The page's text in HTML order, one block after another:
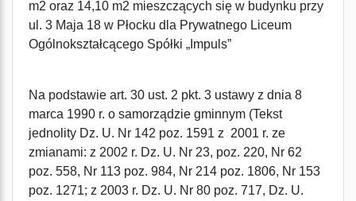
m2 oraz 14,10 m2 mieszczących się w budynku przy
ul. 3 Maja 18 w Płocku dla Prywatnego Liceum
Ogólnokształcącego Spółki „Impuls”
Na podstawie art. 30 ust. 2 pkt. 3 ustawy z dnia 8
marca 1990 r. o samorządzie gminnym (Tekst
jednolity Dz. U. Nr 142 poz. 1591 z 2001 r. ze
zmianami: z 2002 r. Dz. U. Nr 23, poz. 220, Nr 62
poz. 558, Nr 113 poz. 984, Nr 214 poz. 1806, Nr 153
poz. 1271; z 2003 r. Dz. U. Nr 80 poz. 717, Dz. U.